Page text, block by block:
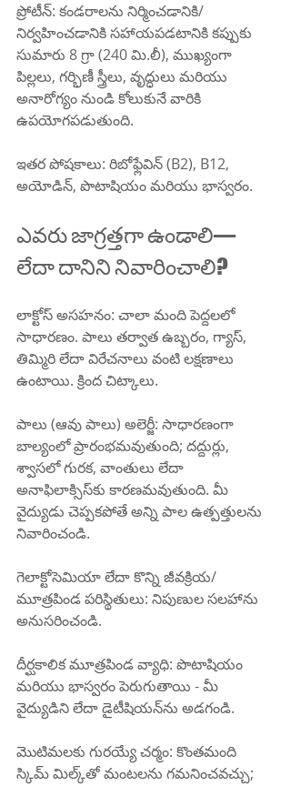
ప్రోటీన్: కండరాలను నిర్మించడానికి/
నిర్వహించడానికి సహాయపడటానికి కప్పుకు
సుమారు 8 గ్రా (240 మి.లీ), ముఖ్యంగా
పిల్లలు, గర్భిణీ స్త్రీలు, వృద్ధులు మరియు
అనారోగ్యం నుండి కోలుకునే వారికి
ఉపయోగపడుతుంది.
ఇతర పోషకాలు: రిబోఫ్లేవిన్ (B2), B12,
అయోడిన్, పొటాషియం మరియు భాస్వరం.
ఎవరు జాగ్రత్తగా ఉండాలి—
లేదా దానిని నివారించాలి?
లాక్టోస్ అసహనం: చాలా మంది పెద్దలలో
సాధారణం. పాలు తర్వాత ఉబ్బరం, గ్యాస్,
తిమ్మిరి లేదా విరేచనాలు వంటి లక్షణాలు
ఉంటాయి. క్రింద చిట్కాలు.
పాలు (ఆవు పాలు) అలెర్జీ: సాధారణంగా
బాల్యంలో ప్రారంభమవుతుంది; దద్దుర్లు,
శ్వాసలో గురక, వాంతులు లేదా
అనాఫిలాక్సిస్‌కు కారణమవుతుంది. మీ
వైద్యుడు చెప్పకపోతే అన్ని పాల ఉత్పత్తులను
నివారించండి.
గెలాక్టోసెమియా లేదా కొన్ని జీవక్రియ/
మూత్రపిండ పరిస్థితులు: నిపుణుల సలహాను
అనుసరించండి.
దీర్ఘకాలిక మూత్రపిండ వ్యాధి: పొటాషియం
మరియు భాస్వరం పెరుగుతాయి - మీ
వైద్యుడిని లేదా డైటీషియన్‌ను అడగండి.
మొటిమలకు గురయ్యే చర్మం: కొంతమంది
స్కిమ్ మిల్క్‌తో మంటలను గమనించవచ్చు;